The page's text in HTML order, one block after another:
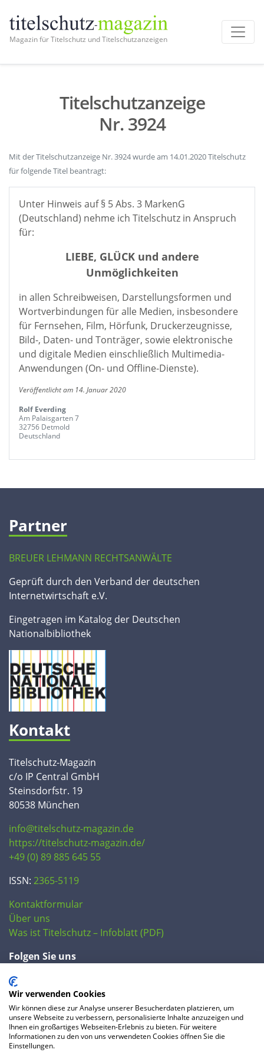
Magazin für Titelschutz und Titelschutzanzeigen
Titelschutzanzeige
Nr. 3924
Mit der Titelschutzanzeige Nr. 3924 wurde am 14.01.2020 Titelschutz
für folgende Titel beantragt:
Unter Hinweis auf § 5 Abs. 3 MarkenG
(Deutschland) nehme ich Titelschutz in Anspruch
für:
LIEBE, GLÜCK und andere
Unmöglichkeiten
in allen Schreibweisen, Darstellungsformen und
Wortverbindungen für alle Medien, insbesondere
für Fernsehen, Film, Hörfunk, Druckerzeugnisse,
Bild-, Daten- und Tonträger, sowie elektronische
und digitale Medien einschließlich Multimedia-
Anwendungen (On- und Offline-Dienste).
Veröffentlicht am 14. Januar 2020
Rolf Everding
Am Palaisgarten 7
32756 Detmold
Deutschland
Partner
BREUER LEHMANN RECHTSANWÄLTE
Geprüft durch den Verband der deutschen
Internetwirtschaft e.V.
Eingetragen im Katalog der Deutschen
Nationalbibliothek
Kontakt
Titelschutz-Magazin
c/o IP Central GmbH
Steinsdorfstr. 19
80538 München
info@titelschutz-magazin.de
https://titelschutz-magazin.de/
+49 (0) 89 885 645 55
ISSN: 2365-5119
Kontaktformular
Über uns
Was ist Titelschutz – Infoblatt (PDF)
Folgen Sie uns
Wir verwenden Cookies
Wir können diese zur Analyse unserer Besucherdaten platzieren, um
unsere Webseite zu verbessern, personalisierte Inhalte anzuzeigen und
Ihnen ein großartiges Webseiten-Erlebnis zu bieten. Für weitere
Informationen zu den von uns verwendeten Cookies öffnen Sie die
Einstellungen.